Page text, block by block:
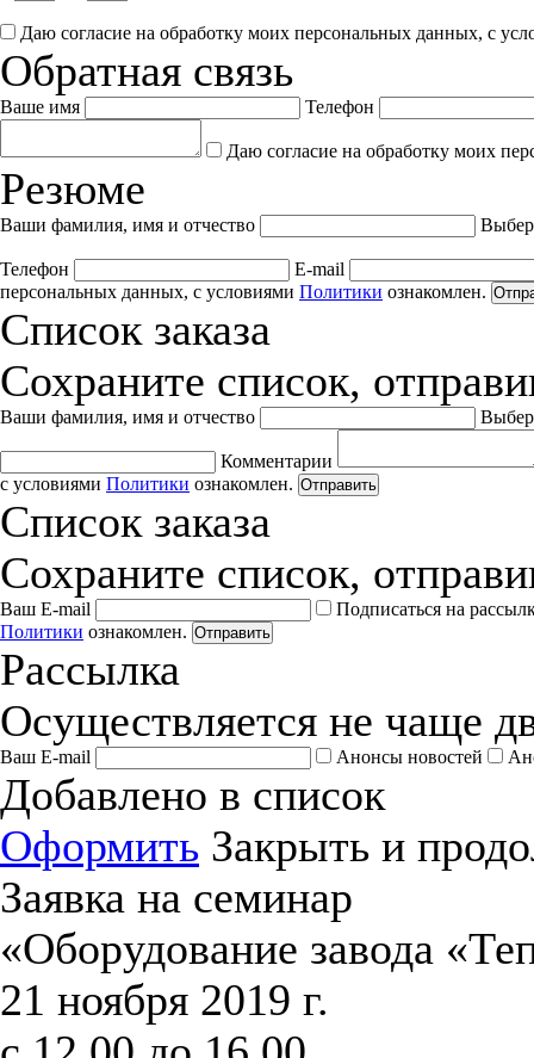
Даю согласие на обработку моих персональных данных, с
Обратная связь
Ваше имя Телефон
Даю согласие на обработку моих
Резюме
Ваши фамилия, имя и отчество
Телефон
E-mail
персональных данных, с условиями Политики ознакомлен.
Список заказа
Сохраните список,
Ваши фамилия, имя и отчество
Комментарии
с условиями Политики ознакомлен. Отправить
Список заказа
Сохраните список,
Ваш E-mail
Подписаться на
Политики ознакомлен. Отправить
Рассылка
Осуществляется не чаще
Ваш E-mail Анонсы новостей
Добавлено в список
Оформить Закрыть и
Заявка на семинар
«Оборудование завода
21 ноября 2019 г.